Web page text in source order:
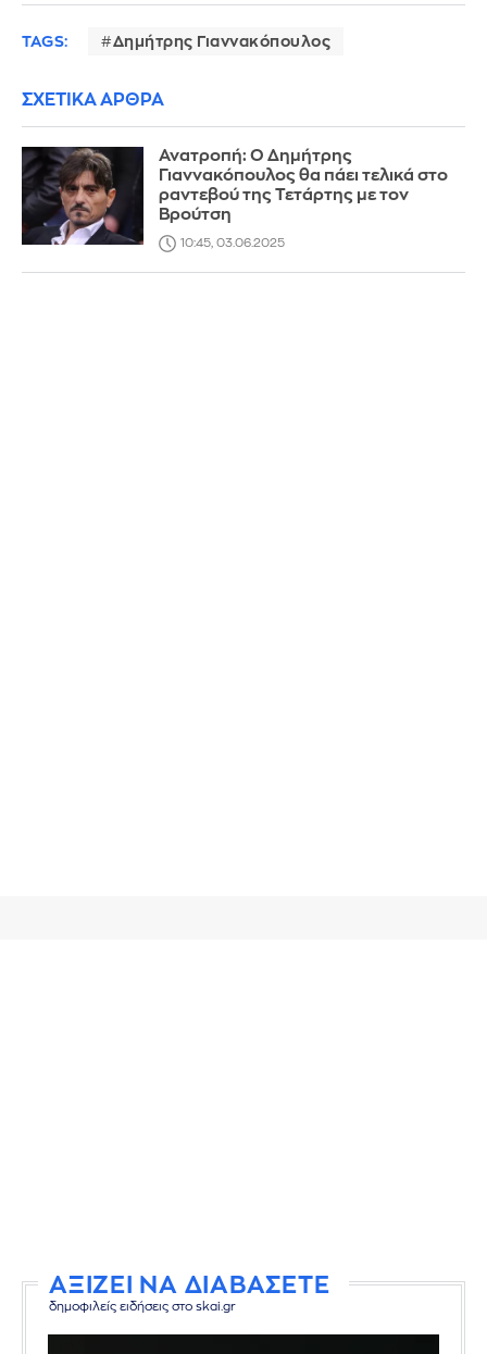
TAGS: Δημήτρης Γιαννακόπουλος
ΣΧΕΤΙΚΑ ΑΡΘΡΑ
Ανατροπή: Ο Δημήτρης
Γιαννακόπουλος θα πάει τελικά στο
ραντεβού της Τετάρτης με τον
Βρούτση
10:45, 03.06.2025
ΑΞΙΖΕΙ ΝΑ ΔΙΑΒΑΣΕΤΕ
δημοφιλείς ειδήσεις στο skai.gr